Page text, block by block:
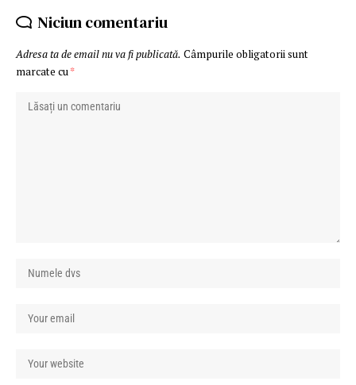
Niciun comentariu
Adresa ta de email nu va fi publicată. Câmpurile obligatorii sunt
marcate cu *